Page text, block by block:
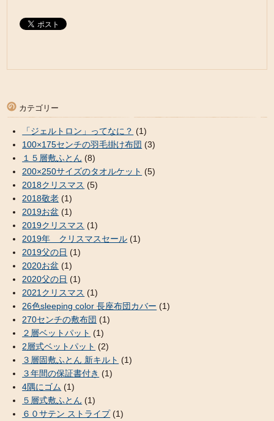
カテゴリー
「ジェルトロン」ってなに？ (1)
100×175センチの羽毛掛け布団 (3)
１５層敷ふとん (8)
200×250サイズのタオルケット (5)
2018クリスマス (5)
2018敬老 (1)
2019お盆 (1)
2019クリスマス (1)
2019年 クリスマスセール (1)
2019父の日 (1)
2020お盆 (1)
2020父の日 (1)
2021クリスマス (1)
26色sleeping color 長座布団カバー (1)
270センチの敷布団 (1)
２層ベットパット (1)
2層式ベットパット (2)
３層固敷ふとん 新キルト (1)
３年間の保証書付き (1)
4隅にゴム (1)
５層式敷ふとん (1)
６０サテン ストライプ(1)